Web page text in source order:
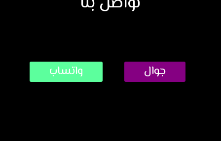
واتساب جوال